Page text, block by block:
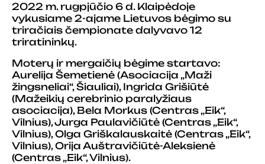
2022 m. rugpjūčio 6 d. Klaipėdoje
vykusiame 2-ajame Lietuvos bėgimo su
triračiais čempionate dalyvavo 12
triratininkų.
Moterų ir mergaičių bėgime startavo:
Aurelija Šemetienė (Asociacija „Maži
žingsneliai“, Šiauliai), Ingrida Grišiūtė
(Mažeikių cerebrinio paralyžiaus
asociacija), Bela Morkus (Centras „Eik“,
Vilnius), Jurga Paulavičiūtė (Centras „Eik“,
Vilnius), Olga Griškalauskaitė (Centras „Eik“,
Vilnius), Orija Auštravičiūtė-Aleksienė
(Centras „Eik“, Vilnius).